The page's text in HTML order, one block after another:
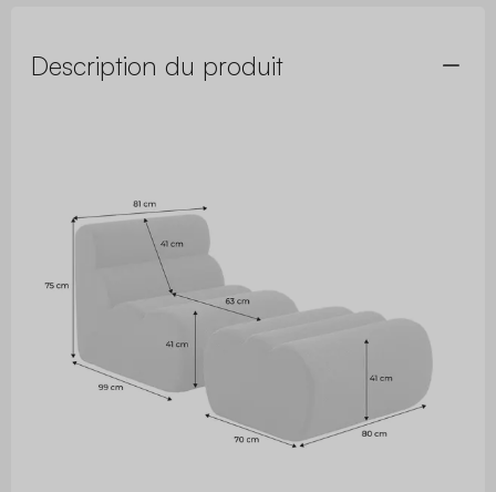
Description du produit